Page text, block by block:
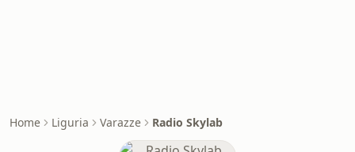
Home Liguria Varazze Radio Skylab